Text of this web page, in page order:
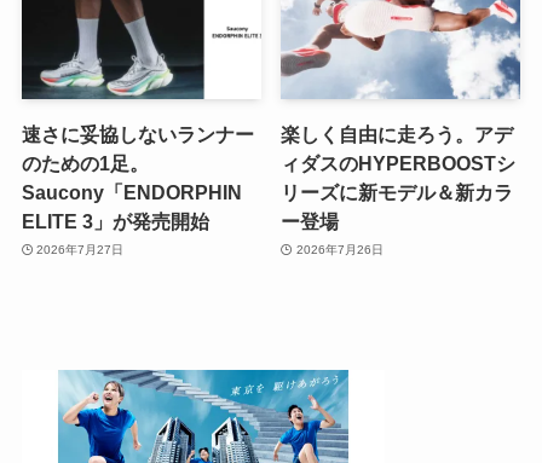
速さに妥協しないランナー
のための1足。
Saucony「ENDORPHIN
ELITE 3」が発売開始
2026年7月27日
楽しく自由に走ろう。アデ
ィダスのHYPERBOOSTシ
リーズに新モデル＆新カラ
ー登場
2026年7月26日